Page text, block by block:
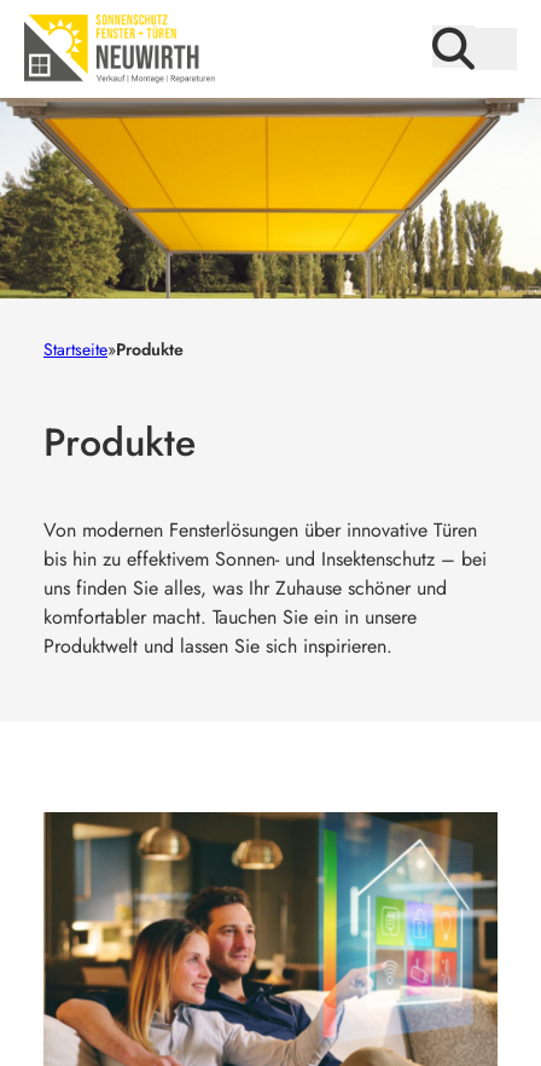
Startseite»Produkte
Produkte
Von modernen Fensterlösungen über innovative Türen
bis hin zu effektivem Sonnen- und Insektenschutz – bei
uns finden Sie alles, was Ihr Zuhause schöner und
komfortabler macht. Tauchen Sie ein in unsere
Produktwelt und lassen Sie sich inspirieren.